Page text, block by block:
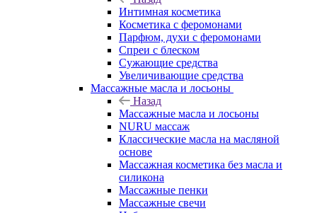
Интимная косметика
Косметика с феромонами
Парфюм, духи с феромонами
Спреи с блеском
Сужающие средства
Увеличивающие средства
Массажные масла и лосьоны
Назад
Массажные масла и лосьоны
NURU массаж
Классические масла на масляной
основе
Массажная косметика без масла и
силикона
Массажные пенки
Массажные свечи